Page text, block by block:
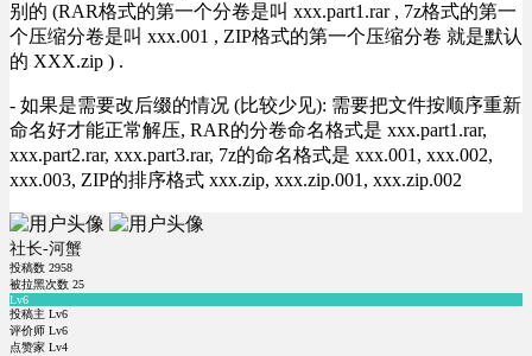
别的 (RAR格式的第一个分卷是叫 xxx.part1.rar , 7z格式的第一
个压缩分卷是叫 xxx.001 , ZIP格式的第一个压缩分卷 就是默认
的 XXX.zip ) .
- 如果是需要改后缀的情况 (比较少见): 需要把文件按顺序重新
命名好才能正常解压, RAR的分卷命名格式是 xxx.part1.rar,
xxx.part2.rar, xxx.part3.rar, 7z的命名格式是 xxx.001, xxx.002,
xxx.003, ZIP的排序格式 xxx.zip, xxx.zip.001, xxx.zip.002
社长-河蟹
投稿数 2958
被拉黑次数 25
Lv6
投稿主 Lv6
评价师 Lv6
点赞家 Lv4